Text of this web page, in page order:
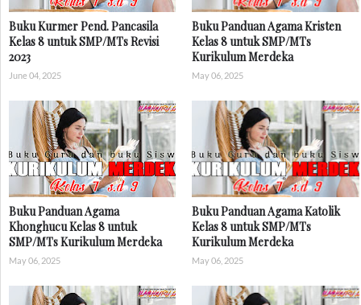
Buku Kurmer Pend. Pancasila
Kelas 8 untuk SMP/MTs Revisi
2023
June 04, 2025
Buku Panduan Agama Kristen
Kelas 8 untuk SMP/MTs
Kurikulum Merdeka
May 06, 2025
Buku Panduan Agama
Khonghucu Kelas 8 untuk
SMP/MTs Kurikulum Merdeka
May 06, 2025
Buku Panduan Agama Katolik
Kelas 8 untuk SMP/MTs
Kurikulum Merdeka
May 06, 2025